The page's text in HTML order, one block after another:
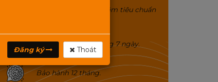
Công suất uy lực, chất âm tiêu chuẩn
Đổi trả miễn phí trong 7 ngày.
Bảo hành 12 tháng.
Đăng ký Thoát